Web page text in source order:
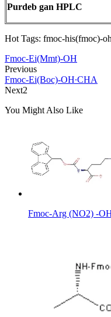
Purdeb gan HPLC
Hot Tags: fmoc-his(fmoc)-
Fmoc-Ei(Mmt)-OH
Previous
Fmoc-Ei(Boc)-OH∙CHA
Next2
You Might Also Like
Fmoc-Arg (NO2) -